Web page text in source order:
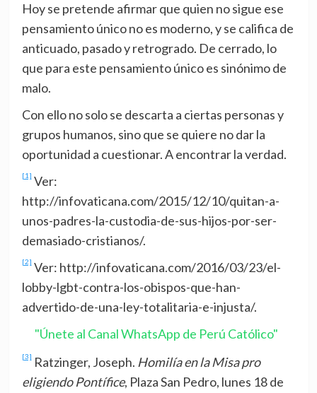
Hoy se pretende afirmar que quien no sigue ese
pensamiento único no es moderno, y se califica de
anticuado, pasado y retrogrado. De cerrado, lo
que para este pensamiento único es sinónimo de
malo.
Con ello no solo se descarta a ciertas personas y
grupos humanos, sino que se quiere no dar la
oportunidad a cuestionar. A encontrar la verdad.
[1]Ver:
http://infovaticana.com/2015/12/10/quitan-a-
unos-padres-la-custodia-de-sus-hijos-por-ser-
demasiado-cristianos/.
[2]Ver: http://infovaticana.com/2016/03/23/el-
lobby-lgbt-contra-los-obispos-que-han-
advertido-de-una-ley-totalitaria-e-injusta/.
"Únete al Canal WhatsApp de Perú Católico"
[3]Ratzinger, Joseph. Homilía en la Misa pro
eligiendo Pontífice, Plaza San Pedro, lunes 18 de